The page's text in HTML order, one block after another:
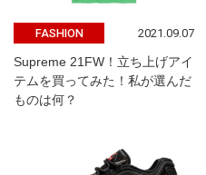
FASHION 2021.09.07
Supreme 21FW！立ち上げアイ
テムを買ってみた！私が選んだ
ものは何？